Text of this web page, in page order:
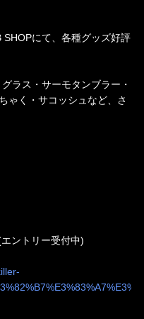
SHOPにて、各種グッズ好評
ラス・サーモタンブラー・
ゃく・サコッシュなど、さ
ントリー受付中)